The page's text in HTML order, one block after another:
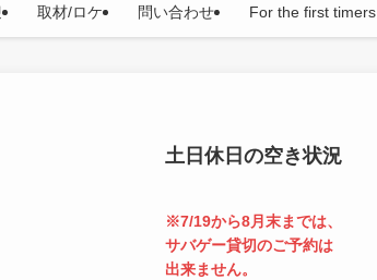
取材/ロケ 問い合わせ For the first timers
土日休日の空き状況
※7/19から8月末までは、
サバゲー貸切のご予約は
出来ません。